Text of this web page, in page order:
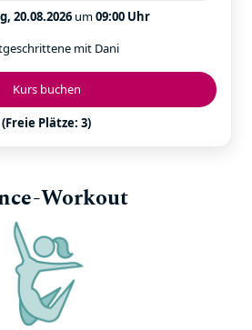
Kurs buchen
(Freie Plätze: 3)
20.08.2026 um09:00 Uhr
mit Dani
Workout